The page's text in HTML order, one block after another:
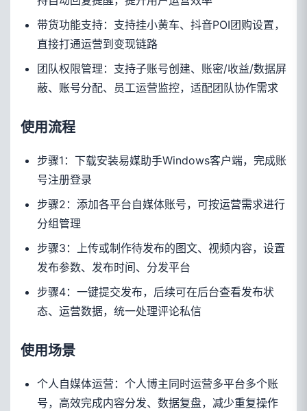
带货功能支持：支持挂小黄车、抖音POI团购设置，
直接打通运营到变现链路
团队权限管理：支持子账号创建、账密/收益/数据屏
蔽、账号分配、员工运营监控，适配团队协作需求
使用流程
步骤1：下载安装易媒助手Windows客户端，完成账
号注册登录
步骤2：添加各平台自媒体账号，可按运营需求进行
分组管理
步骤3：上传或制作待发布的图文、视频内容，设置
发布参数、发布时间、分发平台
步骤4：一键提交发布，后续可在后台查看发布状
态、运营数据，统一处理评论私信
使用场景
个人自媒体运营：个人博主同时运营多平台多个账
号，高效完成内容分发、数据复盘，减少重复操作